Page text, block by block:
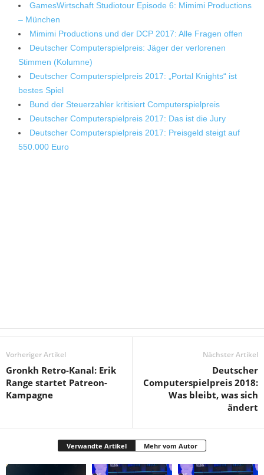
GamesWirtschaft Studiotour Episode 6: Mimimi Productions
– München
Mimimi Productions und der DCP 2017: Alle Fragen offen
Deutscher Computerspielpreis: Jäger der verlorenen
Stimmen (Kolumne)
Deutscher Computerspielpreis 2017: „Portal Knights“ ist
bestes Spiel
Bund der Steuerzahler kritisiert Computerspielpreis
Deutscher Computerspielpreis 2017: Das ist die Jury
Deutscher Computerspielpreis 2017: Preisgeld steigt auf
550.000 Euro
Vorheriger Artikel
Gronkh Retro-Kanal: Erik
Range startet Patreon-
Kampagne
Nächster Artikel
Deutscher
Computerspielpreis 2018:
Was bleibt, was sich
ändert
Verwandte Artikel Mehr vom Autor